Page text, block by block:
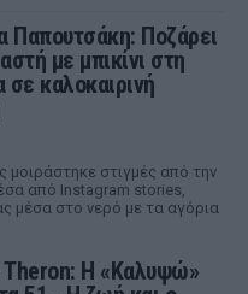
Παπουτσάκη: Ποζάρει
με μπικίνι στη
καλοκαιρινή
μοιράστηκε στιγμές από την
από Instagram stories,
μέσα στο νερό με τα αγόρια
Theron: Η «Καλυψώ»